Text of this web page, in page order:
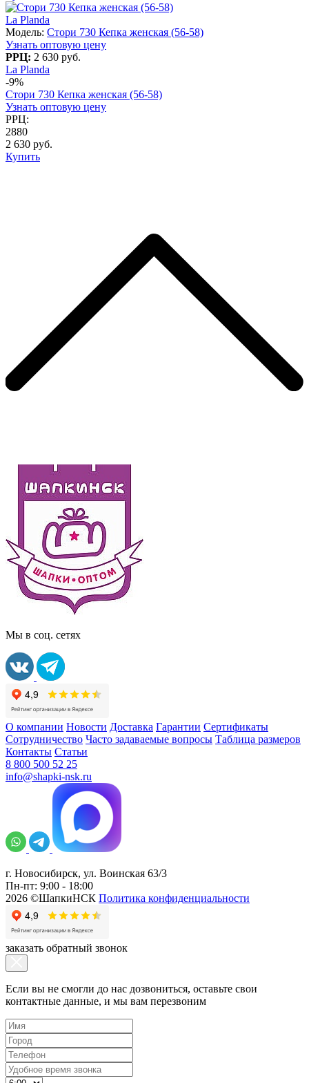
La Planda
Модель: Стори 730 Кепка женская (56-58)
Узнать оптовую цену
РРЦ: 2 630 руб.
La Planda
-9%
Стори 730 Кепка женская (56-58)
Узнать оптовую цену
РРЦ:
2880
2 630 руб.
Купить
Мы в соц. сетях
О компании Новости Доставка Гарантии Сертификаты
Сотрудничество Часто задаваемые вопросы Таблица размеров
Контакты Статьи
8 800 500 52 25
info@shapki-nsk.ru
г. Новосибирск, ул. Воинская 63/3
Пн-пт: 9:00 - 18:00
2026 ©ШапкиНСК Политика конфиденциальности
заказать обратный звонок
Если вы не смогли до нас дозвониться, оставьте свои
контактные данные, и мы вам перезвоним